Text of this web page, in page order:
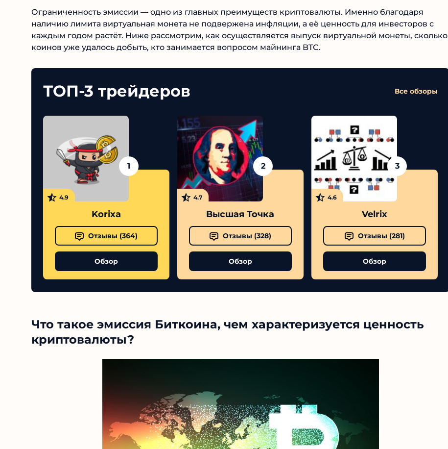
Ограниченность эмиссии — одно из главных преимуществ криптовалюты. Именно благодаря
наличию лимита виртуальная монета не подвержена инфляции, а её ценность для инвесторов с
каждым годом растёт. Ниже рассмотрим, как осуществляется выпуск виртуальной монеты, сколько
коинов уже удалось добыть, кто занимается вопросом майнинга BTC.
ТОП-3 трейдеров Все обзоры
1
4.9
Korixa
Отзывы (364)
Обзор
2
4.7
Высшая Точка
Отзывы (328)
Обзор
3
4.6
Velrix
Отзывы (281)
Обзор
Что такое эмиссия Биткоина, чем характеризуется ценность
криптовалюты?